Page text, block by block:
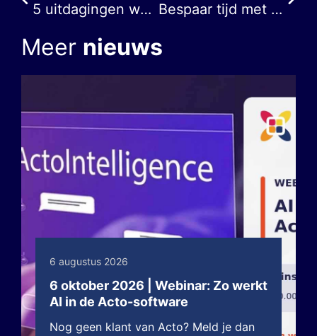
5 uitdagingen waar jij als installateur mee te maken krijgt in 2023 Bespaar tijd met onze inkoop automatisering
Meer nieuws
6 augustus 2026
6 oktober 2026 | Webinar: Zo werkt
AI in de Acto-software
Nog geen klant van Acto? Meld je dan